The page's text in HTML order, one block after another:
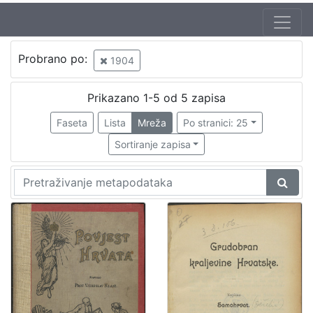
Jezik
mađarski
hrvatski
1
2
Nakladnička
cjelina
Obitelji Šubić, Zrinski i Frankopan
Sport
Probrano po: 1904
Prikazano 1-5 od 5 zapisa
Faseta Lista Mreža
Po stranici: 25
Sortiranje zapisa